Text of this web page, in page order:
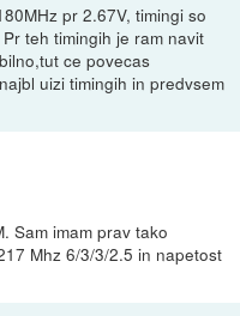
pr 2.67V, timingi so
teh timingih je ram navit
ce povecas
uizi timingih in predvsem
Sam imam prav tako
Mhz 6/3/3/2.5 in napetost